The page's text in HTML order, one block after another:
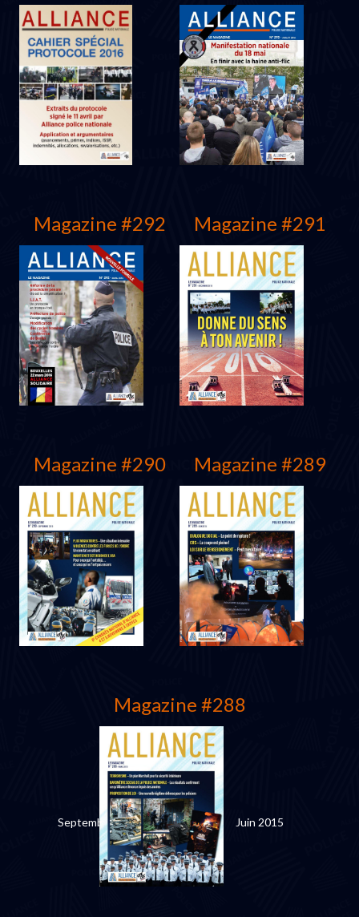
Juin 2017 Janvier 2017
Protocole 2016 Juillet 2016
Magazine #292
Avril 2016
Magazine #291
Décembre 2015
Magazine #290
Septembre 2015
Magazine #289
Juin 2015
Magazine #288